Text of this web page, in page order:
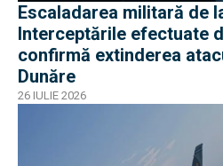
Escaladarea militară de
Interceptările efectuate
confirmă extinderea
Dunăre
26 IULIE 2026